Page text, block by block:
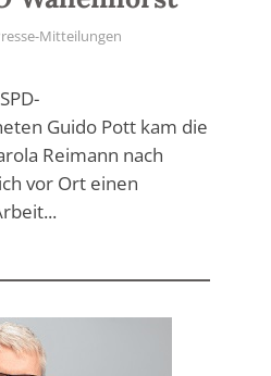
Mitteilungen
Guido Pott kam die
Reimann nach
vor Ort einen